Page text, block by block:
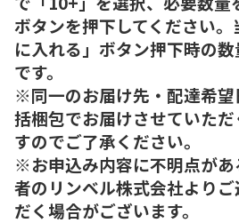
ボタンを押下してください
に入れる」ボタン押下時の
です。
※同一のお届け先・配達希
括梱包でお届けさせていた
すのでご了承ください。
※お申込み内容に不明点が
者のリンベル株式会社より
だく場合がございます。